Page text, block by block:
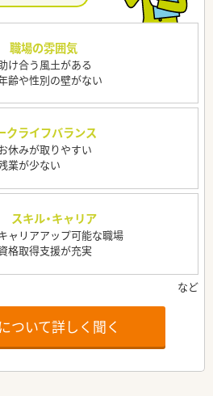
職場の雰囲気
け合う風土がある
齢や性別の壁がない
クライフバランス
休みが取りやすい
業が少ない
スキル・キャリア
ャリアアップ可能な職場
格取得支援が充実
ついて詳しく聞く